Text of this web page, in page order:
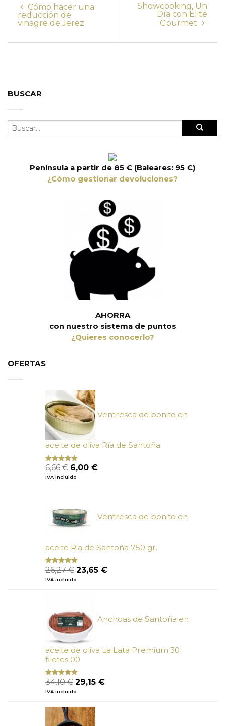
Cómo hacer una
reducción de
vinagre de Jerez
Showcooking, Un
Día con Élite
Gourmet
BUSCAR
Península a partir de 85 € (Baleares: 95 €)
¿Cómo gestionar devoluciones?
AHORRA
con nuestro sistema de puntos
¿Quieres conocerlo?
OFERTAS
Ventresca de bonito en
aceite de oliva Ría de Santoña
Valorado
con
de 5
6,66€ El
precio
6,00 €El
IVA incluido
Ventresca de bonito en
aceite Ria de Santoña 750 gr.
Valorado
con
5
26,27€ El
precio
23,65 €El
IVA incluido
Anchoas de Santoña en
aceite de oliva La Lata Premium 30
filetes 00
Valorado
con
de 5
34,10€ El
precio
era:
34,10 €.
29,15 €El
IVA incluido